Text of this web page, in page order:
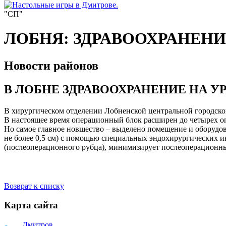
"СП"
ЛОБНЯ:
Новости районов
В ЛОБНЕ ЗДРАВООХРАНЕНИЕ НА
В хирургическом отделении Лобненской центральной
В настоящее время операционный блок расширен до четырех
Но самое главное новшество – выделено помещение и
не более 0,5 см) с помощью специальных эндохирургических
(послеоперационного рубца), минимизирует
Возврат к списку
Карта сайта